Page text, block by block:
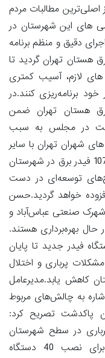
مطالبات مردم
های این شهرستان در
دقیق و منظم برنامه
هستان تهران گردید تا
لازم، آسیب کمتری
برنامه‌ریزی کنند.در
هستان تهران ضمن
در مجلس به سبب
شهران تهران با سایر
شهرستانهای هستان، بیان کرد: هم‌اکنون، 107 فیدر برق در شهرستان
توسعه‌ای در دست
افزوده خواهد گردید.حسن
شهرک صنعتی عباس‌آباد و
بهره‌برداری هستند.
بخش شهری و روستایی نیز 7 دستگاه فیدر جدید تا پایان
پرباری و اختلال
یابد.مدیرعامل
به چالش‌های مربوط
پاکدشت تصریح کرد:
در سطح شهرستان
شناسایی گردیده اند و اعتبارات لازم برای نصب 40 دستگاه